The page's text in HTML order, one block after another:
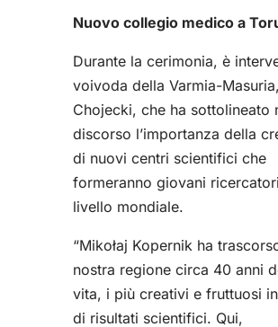
Nuovo collegio medico a
Durante la cerimonia, è
voivoda della Varmia-
Chojecki, che ha sottolineato
discorso l’importanza della
di nuovi centri scientifici che
formeranno giovani
livello mondiale.
“Mikołaj Kopernik ha
nostra regione circa 40 anni
vita, i più creativi e fruttuosi
di risultati scientifici. Qui,